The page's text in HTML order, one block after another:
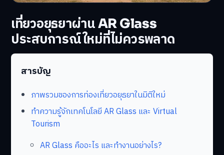
เที่ยวอยุธยาผ่าน AR Glass
ประสบการณ์ใหม่ที่ไม่ควรพลาด
สารบัญ
ภาพรวมของการท่องเที่ยวอยุธยาในมิติใหม่
ทำความรู้จักเทคโนโลยี AR Glass และ Virtual
Tourism
AR Glass คืออะไร และทำงานอย่างไร?